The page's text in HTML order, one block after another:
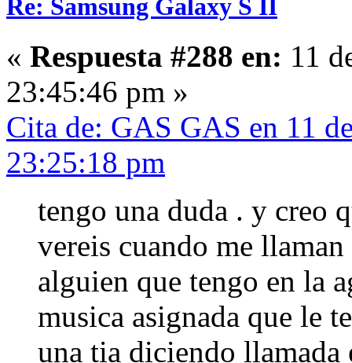
Re: Samsung Galaxy S II
« Respuesta #288 en: 11
23:45:46 pm »
Cita de: GAS GAS en 11
23:25:18 pm
tengo una duda . y creo
vereis cuando me
alguien que tengo en la
musica asignada que le
una tia diciendo llamada